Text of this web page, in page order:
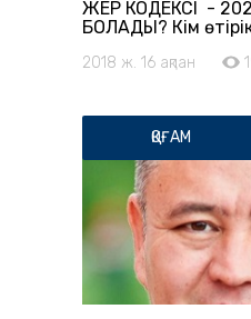
ЖЕР КОДЕКСІ -
БОЛАДЫ? Кім
2018 ж. 16 ақпан
ҚОҒАМ